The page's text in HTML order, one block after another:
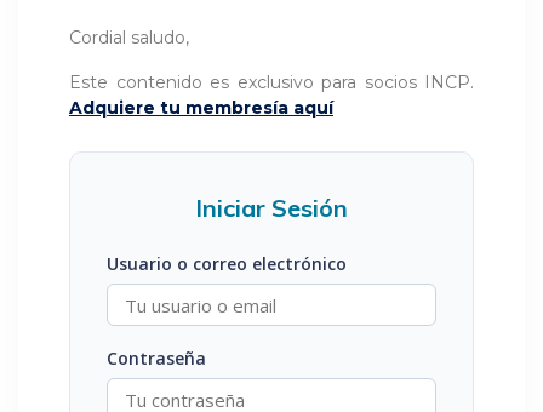
Cordial saludo,
Este contenido es exclusivo para socios INCP.
Adquiere tu membresía aquí
Iniciar Sesión
Usuario o correo electrónico
Contraseña